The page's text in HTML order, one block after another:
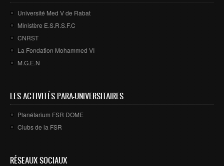
Université Med V de Rabat
Ministère E.S.R.S.F.C
CNRST
La Fondation Mohammed VI
M.G.E.N
LES ACTIVITÉS PARA-UNIVERSITAIRES
Planétarium FSR DOME
Clubs de la FSR
RÉSEAUX SOCIAUX